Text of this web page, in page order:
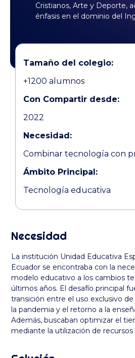
Cristianos, Arte y Deporte,
énfasis en el dominio del
Tamaño del colegio:
+1200 alumnos
Con Compartir desde:
2022
Necesidad:
Combinar tecnología con
Ámbito Principal:
Tecnología educativa
Necesidad
La institución Unidad Educativa
Ecuador se encontraba con la
modelo educativo a los cambios
últimos años. El desafío principal
transición entre el uso exclusivo
la pandemia y el retorno a la
Además, buscaban optimizar el
mediante la utilización de